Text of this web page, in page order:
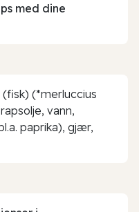
med dine
(*merluccius
vann,
paprika), gjær,